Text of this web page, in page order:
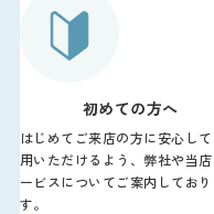
初めての方へ
はじめてご来店の方に安心し
用いただけるよう、弊社や当店
ービスについてご案内しており
す。